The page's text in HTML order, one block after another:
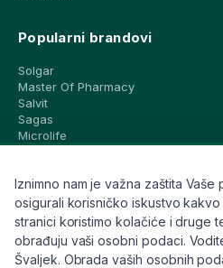
Popularni brandovi
Solgar
Master Of Pharmacy
Salvit
Sagas
Microlife
CeraVe
Eucerin
Avene
Bioderma
Svi brandovi
Iznimno nam je važna zaštita Vaše
osigurali korisničko iskustvo
stranici koristimo kolačiće i druge
obrađuju vaši osobni podaci.
Švaljek. Obrada vaših osobnih